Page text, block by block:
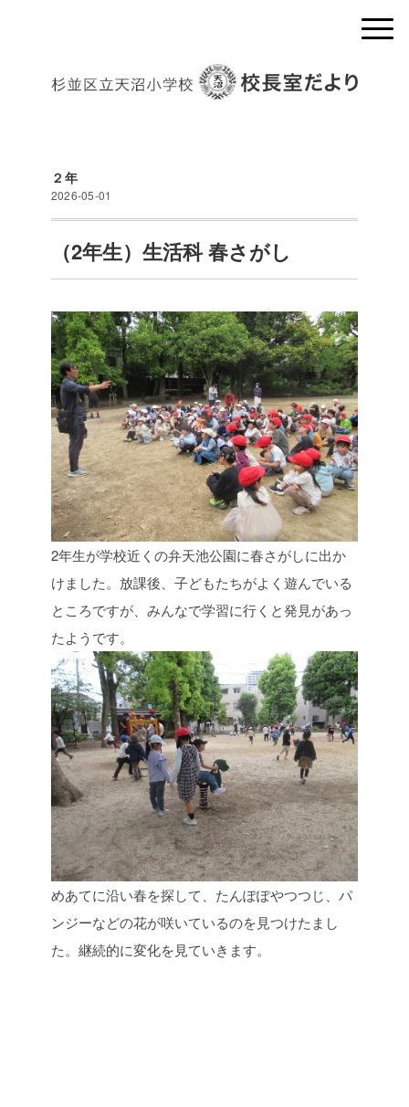
２年
2026-05-01
（2年生）生活科 春さがし
2年生が学校近くの弁天池公園に春さがしに出か
けました。放課後、子どもたちがよく遊んでいる
ところですが、みんなで学習に行くと発見があっ
たようです。
めあてに沿い春を探して、たんぽぽやつつじ、パ
ンジーなどの花が咲いているのを見つけたまし
た。継続的に変化を見ていきます。